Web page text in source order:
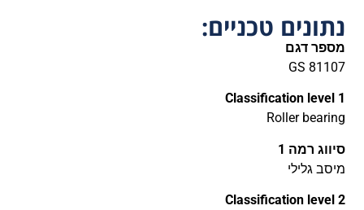
נתונים טכניים:
מספר דגם
GS 81107
Classification level 1
Roller bearing
סיווג רמה 1
מיסב גלילי
Classification level 2